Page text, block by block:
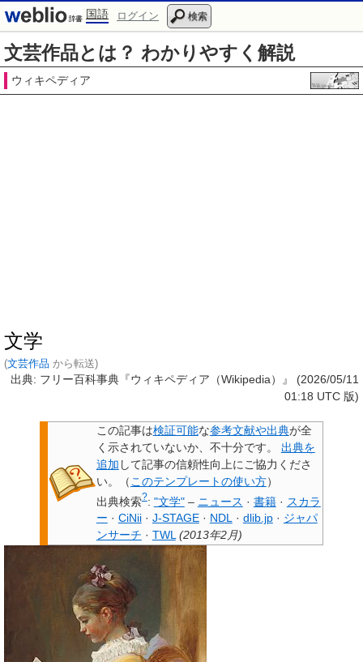
国語 ログイン 検索
文芸作品とは？ わかりやすく解説
ウィキペディア
文学
(文芸作品 から転送)
出典: フリー百科事典『ウィキペディア（Wikipedia）』 (2026/05/11
01:18 UTC 版)
この記事は検証可能な参考文献や出典が全
く示されていないか、不十分です。
出典を
追加 して記事の信頼性向上にご協力くださ
い。
（ このテンプレートの使い方）
出典検索?: "文学" – ニュース · 書籍 · スカラ
ー · CiNii · J-STAGE · NDL · dlib.jp · ジャパ
ンサーチ · TWL (2013年2月)